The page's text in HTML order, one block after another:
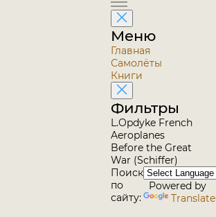
Меню
Главная
Самолёты
Книги
Фильтры
L.Opdyke French
Aeroplanes
Before the Great
War (Schiffer)
Поиск
по
сайту:
Powered by
Translate